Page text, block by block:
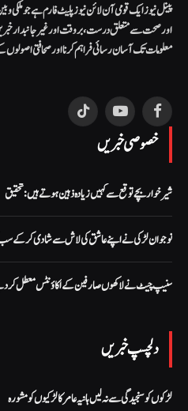
پینل نیوز ایک قومی آن لائن نیوز پلیٹ فارم ہے جو ملکی
اور صحت سے متعلق درست، بروقت اور غیر جانبدار
معلومات تک آسان رسائی فراہم کرنا اور صحافتی
Facebook
YouTube
TikTok
خصوصی خبریں
شیر خوار بچے توقع سے کہیں زیادہ ذہین ہوتے ہیں:تحقیق
نوجوان لڑکی نے اپنے عاشق کی لاش سے شادی کر کے سب
سنیپ چیٹ نے لاکھوں صارفین کے اکاؤنٹس معطل کر
دلچسپ خبریں
لڑکوں کو سنجیدگی سے نہ لیں ہانیہ عامر کا لڑکیوں کو مشورہ